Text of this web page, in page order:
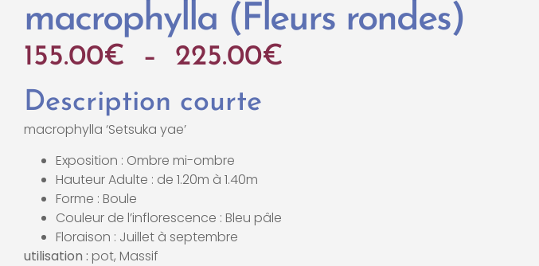
macrophylla (Fleurs rondes)
155.00€ – 225.00€
Description courte
macrophylla ‘Setsuka yae’
Exposition : Ombre mi-ombre
Hauteur Adulte : de 1.20m à 1.40m
Forme : Boule
Couleur de l’inflorescence : Bleu pâle
Floraison : Juillet à septembre
utilisation : pot, Massif